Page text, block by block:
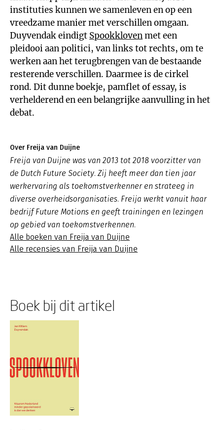
instituties kunnen we samenleven en op een
vreedzame manier met verschillen omgaan.
Duyvendak eindigt Spookklovenmet een
pleidooi aan politici, van links tot rechts, om te
werken aan het terugbrengen van de bestaande
resterende verschillen. Daarmee is de cirkel
rond. Dit dunne boekje, pamflet of essay, is
verhelderend en een belangrijke aanvulling in het
debat.
Over Freija van Duijne
Freija van Duijne was van 2013 tot 2018 voorzitter van
de Dutch Future Society. Zij heeft meer dan tien jaar
werkervaring als toekomstverkenner en strateeg in
diverse overheidsorganisaties. Freija werkt vanuit haar
bedrijf Future Motions en geeft trainingen en lezingen
op gebied van toekomstverkennen.
Alle boeken van Freija van Duijne
Alle recensies van Freija van Duijne
Boek bij dit artikel